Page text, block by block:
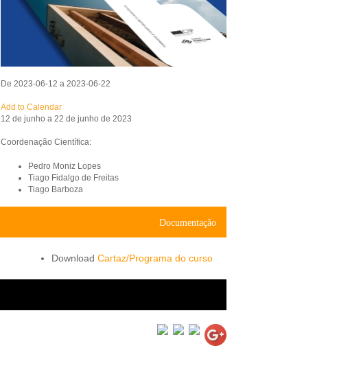
De 2023-06-12 a 2023-06-22
Add to Calendar
12 de junho a 22 de junho de 2023
Coordenação Científica:
Pedro Moniz Lopes
Tiago Fidalgo de Freitas
Tiago Barboza
Documentação
Cartaz/Programa do curso